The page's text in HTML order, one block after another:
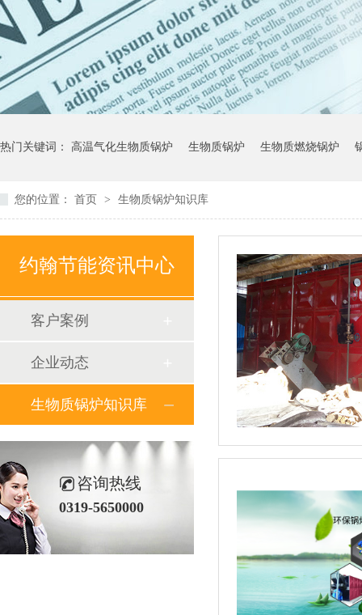
热门关键词： 高温气化生物质锅炉 生物质锅炉 生物质燃烧锅炉
您的位置： 首页 > 生物质锅炉知识库
约翰节能资讯中心
客户案例
企业动态
生物质锅炉知识库
咨询热线
0319-5650000